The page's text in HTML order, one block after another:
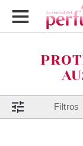
Filtros